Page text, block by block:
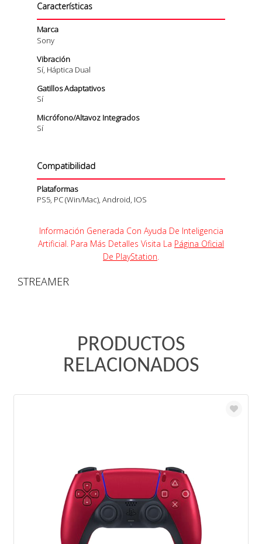
Características
Marca
Sony
Vibración
Sí, Háptica Dual
Gatillos Adaptativos
Sí
Micrófono/Altavoz Integrados
Sí
Compatibilidad
Plataformas
PS5, PC (Win/Mac), Android, IOS
Información Generada Con Ayuda De Inteligencia
Artificial. Para Más Detalles Visita La Página Oficial
De PlayStation.
STREAMER
PRODUCTOS
RELACIONADOS